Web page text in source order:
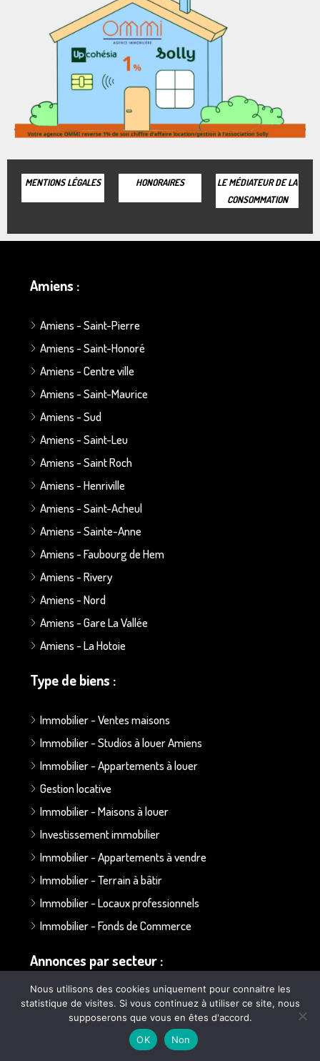
MENTIONS LÉGALES HONORAIRES
LE MÉDIATEUR DE LA
CONSOMMATION
Amiens :
Amiens - Saint-Pierre
Amiens - Saint-Honoré
Amiens - Centre ville
Amiens - Saint-Maurice
Amiens - Sud
Amiens - Saint-Leu
Amiens - Saint Roch
Amiens - Henriville
Amiens - Saint-Acheul
Amiens - Sainte-Anne
Amiens - Faubourg de Hem
Amiens - Rivery
Amiens - Nord
Amiens - Gare La Vallée
Amiens - La Hotoie
Type de biens :
Immobilier - Ventes maisons
Immobilier - Studios à louer Amiens
Immobilier - Appartements à louer
Gestion locative
Immobilier - Maisons à louer
Investissement immobilier
Immobilier - Appartements à vendre
Immobilier - Terrain à bâtir
Immobilier - Locaux professionnels
Immobilier - Fonds de Commerce
Annonces par secteur :
Secteur Bapaume - Albert
Secteur Doullens
Secteur Ailly sur Somme
Nous utilisons des cookies uniquement pour connaitre les
statistique de visites. Si vous continuez à utiliser ce site, nous
supposerons que vous en êtes d'accord.
OK
Non